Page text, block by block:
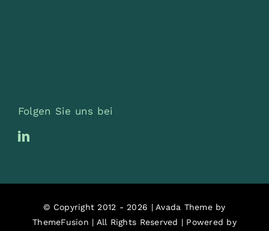
Folgen Sie uns bei
© Copyright 2012 - 2026 | Avada Theme by
ThemeFusion | All Rights Reserved | Powered by